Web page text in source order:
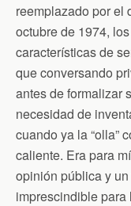
reemplazado por el
octubre de 1974,
características de
que conversando
antes de formalizar
necesidad de
cuando ya la “olla”
caliente. Era para
opinión pública y
imprescindible